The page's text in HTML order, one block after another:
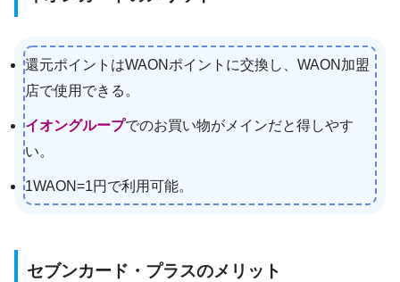
還元ポイントはWAONポイントに交換し、WAON加盟
店で使用できる。
イオングループでのお買い物がメインだと得しやす
い。
1WAON=1円で利用可能。
セブンカード・プラスのメリット